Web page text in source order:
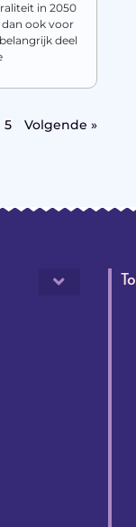
in 2050
ook voor
deel
5 Volgende »